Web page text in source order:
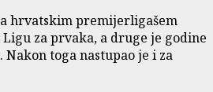
hrvatskim premijerligašem
Ligu za prvaka, a druge je godine
toga nastupao je i za